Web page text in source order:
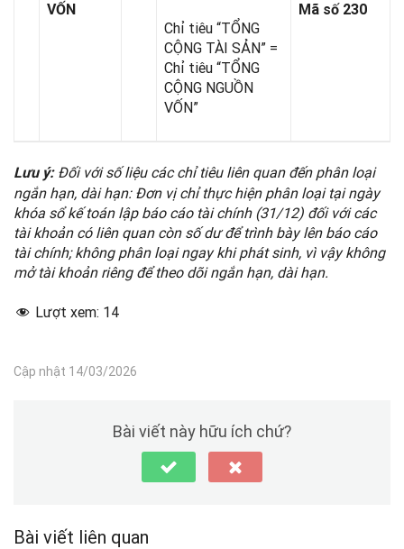
VỐN
Chỉ tiêu “TỔNG
CỘNG TÀI SẢN” =
Chỉ tiêu “TỔNG
CỘNG NGUỒN
VỐN”
Mã số 230
Lưu ý:Đối với sốliệu các chỉ tiêu liên quan đến phân loại
ngắn hạn, dài hạn: Đơn vị chỉthực hiện phân loại tại ngày
khóa sổkế toán lập báo cáo tài chính (31/12) đối với các
tài khoản có liên quan còn số dư để trình bày lên báo cáo
tài chính; không phân loại ngay khi phát sinh, vì vậy không
mở tài khoản riêng đểtheo dõi ngắn hạn, dài hạn.
Lượt xem: 14
Cập nhật 14/03/2026
Bài viết này hữu ích chứ?
Bài viết liên quan